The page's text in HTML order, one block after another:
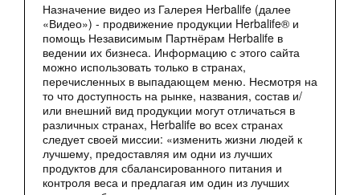
Назначение видео из Галерея Herbalife (далее
«Видео») - продвижение продукции Herbalife® и
помощь Независимым Партнёрам Herbalife в
ведении их бизнеса. Информацию с этого сайта
можно использовать только в странах,
перечисленных в выпадающем меню. Несмотря на
то что доступность на рынке, названия, состав и/
или внешний вид продукции могут отличаться в
различных странах, Herbalife во всех странах
следует своей миссии: «изменить жизни людей к
лучшему, предоставляя им одни из лучших
продуктов для сбалансированного питания и
контроля веса и предлагая им один из лучших
Мультфильм - Формула 1 Вечерний Коктейль
Сбалансированное питание 24 часа